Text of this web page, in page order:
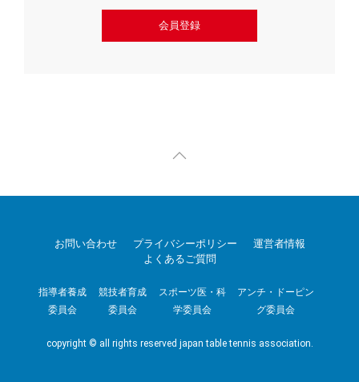
会員登録
お問い合わせ プライバシーポリシー
運営者情報
よくあるご質問
指導者養成
委員会
競技者育成
委員会
スポーツ医・科
学委員会
アンチ・ドーピン
グ委員会
copyright © all rights reserved japan table tennis association.